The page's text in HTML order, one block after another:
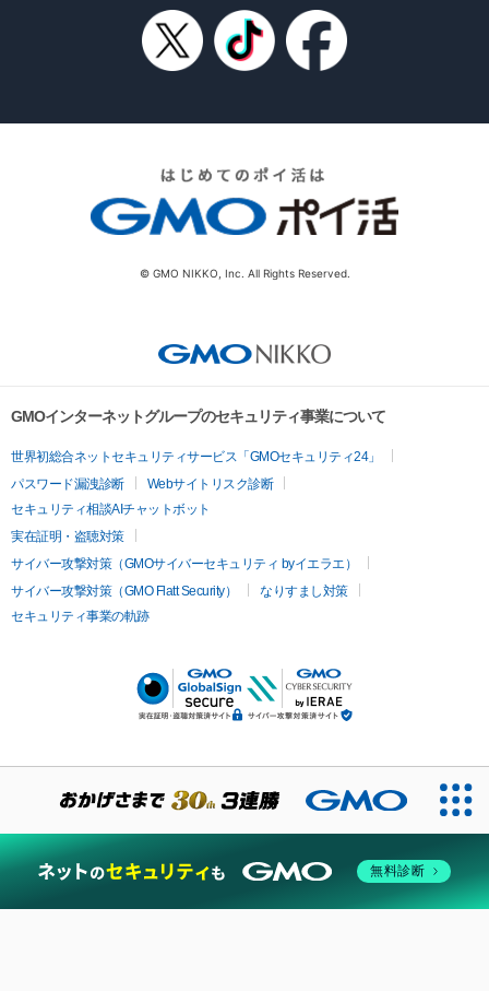
© GMO NIKKO, Inc. All Rights Reserved.
GMOインターネットグループのセキュリティ事業について
世界初総合ネットセキュリティサービス「GMOセキュリティ24」
パスワード漏洩診断
Webサイトリスク診断
セキュリティ相談AIチャットボット
実在証明・盗聴対策
サイバー攻撃対策（GMOサイバーセキュリティ byイエラエ）
サイバー攻撃対策（GMO Flatt Security）
なりすまし対策
セキュリティ事業の軌跡
無料診断